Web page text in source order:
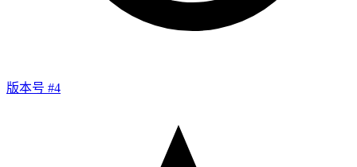
版本号 #4